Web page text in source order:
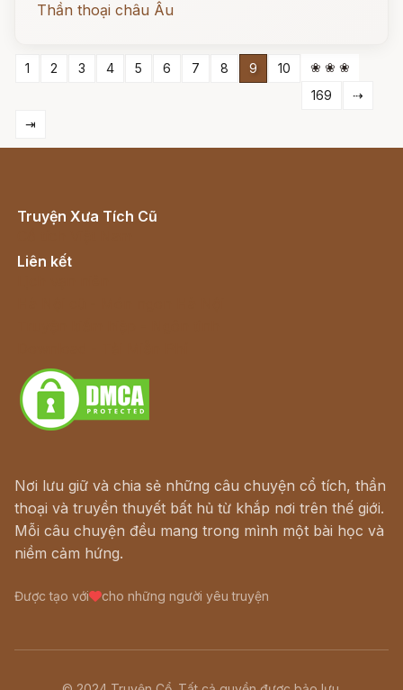
Thần thoại châu Âu
1 2 3 4 5 6 7 8 9 10
❀ ❀ ❀
169
⇢
⇥
Truyện Xưa Tích Cũ
Liên kết
Nơi lưu giữ và chia sẻ những câu chuyện cổ tích, thần
thoại và truyền thuyết bất hủ từ khắp nơi trên thế giới.
Mỗi câu chuyện đều mang trong mình một bài học và
niềm cảm hứng.
Được tạo với cho những người yêu truyện